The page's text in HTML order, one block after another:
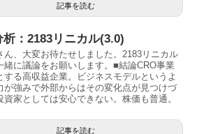
記事を読む
析：2183リニカル(3.0)
ん、大変お待たせしました。2183リニカル
緒に議論をお願いします。■結論CRO事業
する高収益企業。ビジネスモデルというよ
が強みで外部からはその変化点が見つけづ
資家としては安心できない。株価も普通。
記事を読む